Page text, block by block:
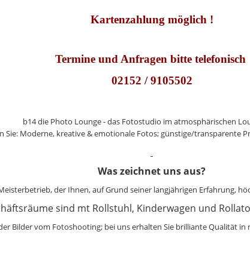
Kartenzahlung möglich !
Termine und Anfragen bitte telefonisch
02152 / 9105502
b14 die Photo Lounge - das Fotostudio im atmosphärischen
Sie: Moderne, kreative & emotionale Fotos; günstige/transparente
Was zeichnet uns aus?
der Ihnen, auf Grund seiner langjährigen Erfahrung,
sind mt Rollstuhl, Kinderwagen und
Bilder vom Fotoshooting; bei uns erhalten Sie brilliante Qualität